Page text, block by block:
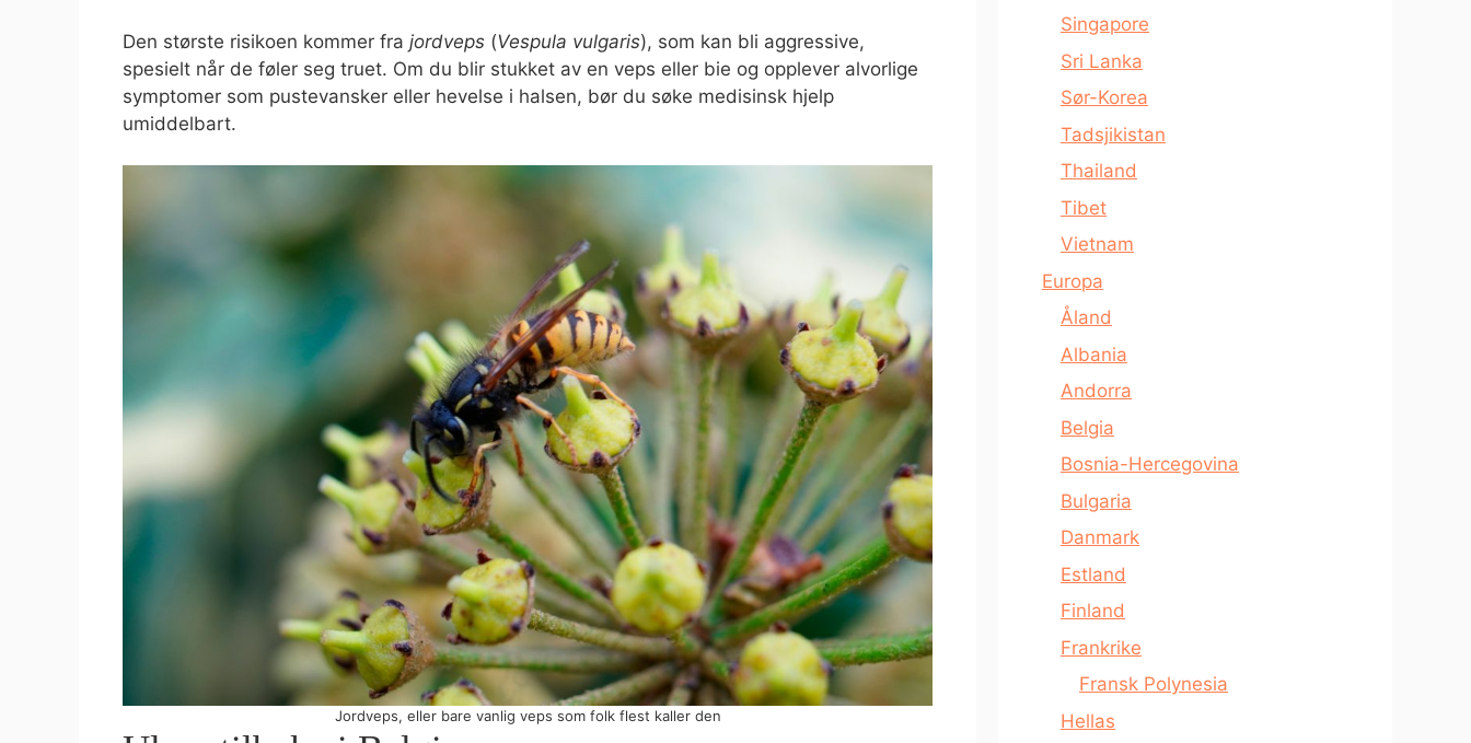
Den største risikoen kommer fra jordveps (Vespula vulgaris), som kan bli aggressive,
spesielt når de føler seg truet. Om du blir stukket av en veps eller bie og opplever alvorlige
symptomer som pustevansker eller hevelse i halsen, bør du søke medisinsk hjelp
umiddelbart.
Jordveps, eller bare vanlig veps som folk flest kaller den
Singapore
Sri Lanka
Sør-Korea
Tadsjikistan
Thailand
Tibet
Vietnam
Europa
Åland
Albania
Andorra
Belgia
Bosnia-Hercegovina
Bulgaria
Danmark
Estland
Finland
Frankrike
Fransk Polynesia
Hellas